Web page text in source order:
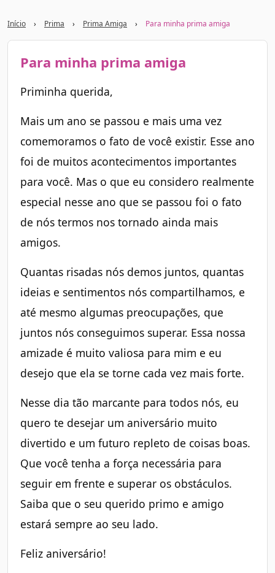
Início › Prima › Prima Amiga › Para minha prima amiga
Para minha prima amiga
Priminha querida,
Mais um ano se passou e mais uma vez
comemoramos o fato de você existir. Esse ano
foi de muitos acontecimentos importantes
para você. Mas o que eu considero realmente
especial nesse ano que se passou foi o fato
de nós termos nos tornado ainda mais
amigos.
Quantas risadas nós demos juntos, quantas
ideias e sentimentos nós compartilhamos, e
até mesmo algumas preocupações, que
juntos nós conseguimos superar. Essa nossa
amizade é muito valiosa para mim e eu
desejo que ela se torne cada vez mais forte.
Nesse dia tão marcante para todos nós, eu
quero te desejar um aniversário muito
divertido e um futuro repleto de coisas boas.
Que você tenha a força necessária para
seguir em frente e superar os obstáculos.
Saiba que o seu querido primo e amigo
estará sempre ao seu lado.
Feliz aniversário!